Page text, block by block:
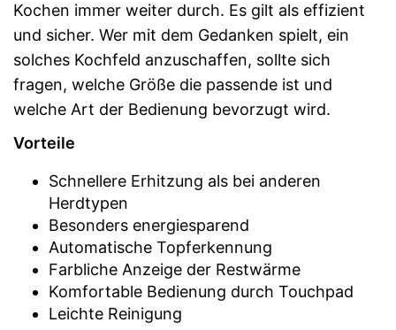
Kochen immer weiter durch. Es gilt als effizient
und sicher. Wer mit dem Gedanken spielt, ein
solches Kochfeld anzuschaffen, sollte sich
fragen, welche Größe die passende ist und
welche Art der Bedienung bevorzugt wird.
Vorteile
Schnellere Erhitzung als bei anderen
Herdtypen
Besonders energiesparend
Automatische Topferkennung
Farbliche Anzeige der Restwärme
Komfortable Bedienung durch Touchpad
Leichte Reinigung